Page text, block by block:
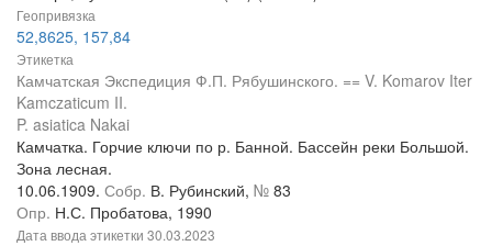
Геопривязка
52,8625, 157,84
Этикетка
Камчатская Экспедиция Ф.П. Рябушинского. == V. Komarov Iter
Kamczaticum II.
P. asiatica Nakai
Камчатка. Горчие ключи по р. Банной. Бассейн реки Большой.
Зона лесная.
10.06.1909. Собр. В. Рубинский, № 83
Опр. Н.С. Пробатова, 1990
Дата ввода этикетки 30.03.2023